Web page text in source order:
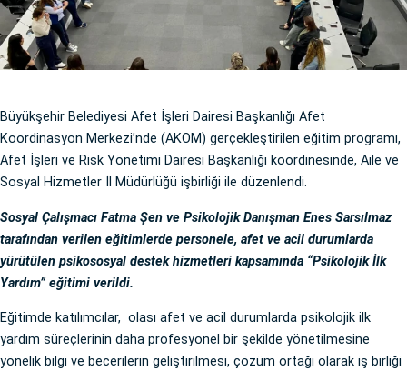
Büyükşehir Belediyesi Afet İşleri Dairesi Başkanlığı Afet
Koordinasyon Merkezi’nde (AKOM) gerçekleştirilen eğitim programı,
Afet İşleri ve Risk Yönetimi Dairesi Başkanlığı koordinesinde, Aile ve
Sosyal Hizmetler İl Müdürlüğü işbirliği ile düzenlendi.
Sosyal Çalışmacı Fatma Şen ve Psikolojik Danışman Enes Sarsılmaz
tarafından verilen eğitimlerde personele, afet ve acil durumlarda
yürütülen psikososyal destek hizmetleri kapsamında “Psikolojik İlk
Yardım” eğitimi verildi.
Eğitimde katılımcılar, olası afet ve acil durumlarda psikolojik ilk
yardım süreçlerinin daha profesyonel bir şekilde yönetilmesine
yönelik bilgi ve becerilerin geliştirilmesi, çözüm ortağı olarak iş birliği